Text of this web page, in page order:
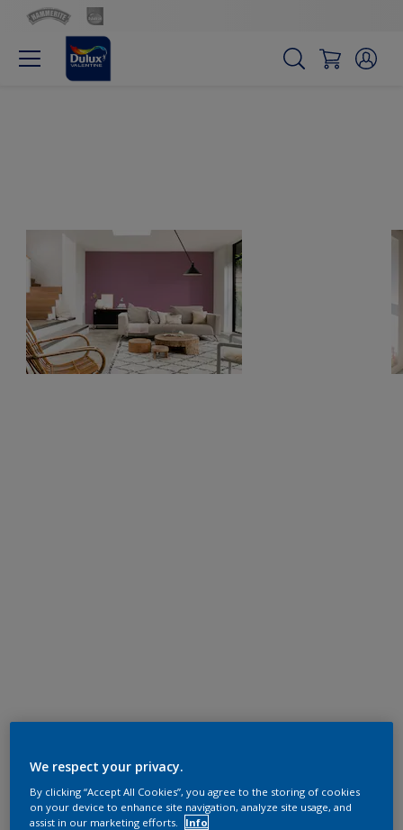
We respect your privacy.
By clicking “Accept All Cookies”, you agree to the storing of cookies
on your device to enhance site navigation, analyze site usage, and
assist in our marketing efforts.
Info